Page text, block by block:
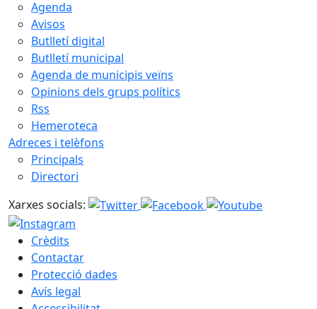
Agenda
Avisos
Butlletí digital
Butlletí municipal
Agenda de municipis veïns
Opinions dels grups polítics
Rss
Hemeroteca
Adreces i telèfons
Principals
Directori
Xarxes socials:
Crèdits
Contactar
Protecció dades
Avís legal